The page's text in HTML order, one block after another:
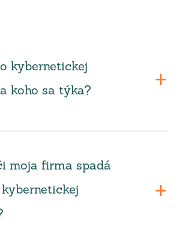
kybernetickej
koho sa týka?
moja firma spadá